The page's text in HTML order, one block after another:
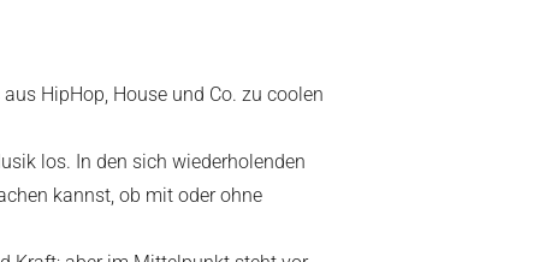
HipHop, House und Co. zu coolen
los. In den sich wiederholenden
kannst, ob mit oder ohne